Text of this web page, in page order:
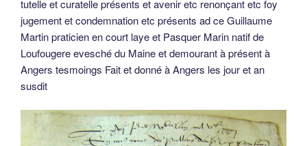
tutelle et curatelle présents et avenir etc renonçant etc foy
jugement et condemnation etc présents ad ce Guillaume
Martin praticien en court laye et Pasquer Marin natif de
Loufougere evesché du Maine et demourant à présent à
Angers tesmoings Fait et donné à Angers les jour et an
susdit